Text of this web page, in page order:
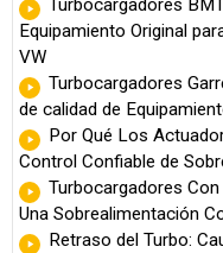
Turbocargadores
Equipamiento Original
VW
Turbocargadores
de calidad de
Por Qué Los
Control Confiable de
Turbocargadores
Una Sobrealimentación
Retraso del Turbo: